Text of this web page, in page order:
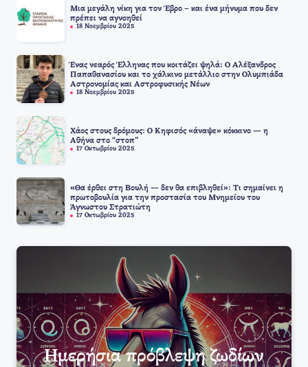
Μια μεγάλη νίκη για τον Έβρο – και ένα μήνυμα που δεν
πρέπει να αγνοηθεί
18 Νοεμβρίου 2025
Ένας νεαρός Έλληνας που κοιτάζει ψηλά: Ο Αλέξανδρος
Παπαθανασίου και το χάλκινο μετάλλιο στην Ολυμπιάδα
Αστρονομίας και Αστροφυσικής Νέων
18 Νοεμβρίου 2025
Χάος στους δρόμους: Ο Κηφισός «άναψε» κόκκινο — η
Αθήνα στο “στοπ”
17 Οκτωβρίου 2025
«Θα έρθει στη Βουλή — δεν θα επιβληθεί»: Τι σημαίνει η
πρωτοβουλία για την προστασία του Μνημείου του
Άγνωστου Στρατιώτη
17 Οκτωβρίου 2025
Ημερήσια πρόβλεψη ζωδίων